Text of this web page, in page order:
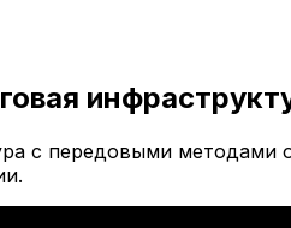
с передовыми методами